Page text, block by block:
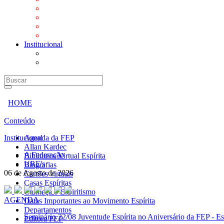
Institucional
HOME
Conteúdo
Agenda da FEP
Allan Kardec
Biblioteca Virtual Espírita
Biografias
Cartões virtuais
Casas Espíritas
Conheça o Espiritismo
Datas Importantes ao Movimento Espírita
Departamentos
Editora FEP
Institucional
A Federação
URE's
06 de Agosto de 2026
AGENDA
Seminário 22/08 Juventude Espírita no Aniversário da FEP -